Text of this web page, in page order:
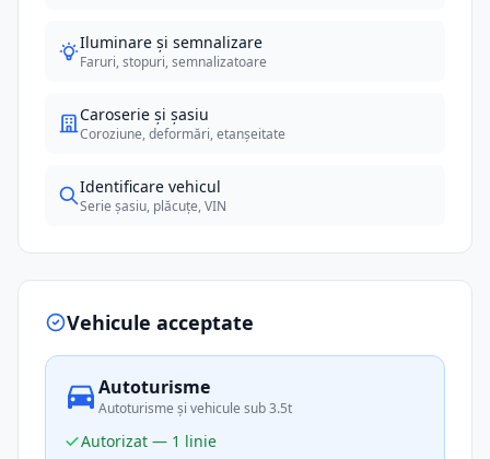
Iluminare și semnalizare
Faruri, stopuri, semnalizatoare
Caroserie și șasiu
Coroziune, deformări, etanșeitate
Identificare vehicul
Serie șasiu, plăcuțe, VIN
Vehicule acceptate
Autoturisme
Autoturisme și vehicule sub 3.5t
Autorizat — 1 linie